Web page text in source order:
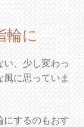
輪に
、少し変わっ
に思っていま
にするのもおす